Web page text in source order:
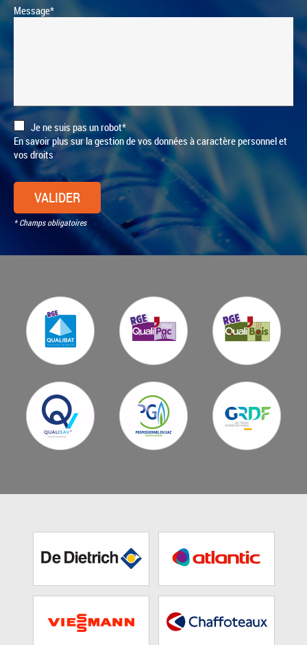
Message*
Je ne suis pas un robot*
En savoir plus sur la gestion de vos données à caractère personnel et
vos droits
VALIDER
* Champs obligatoires